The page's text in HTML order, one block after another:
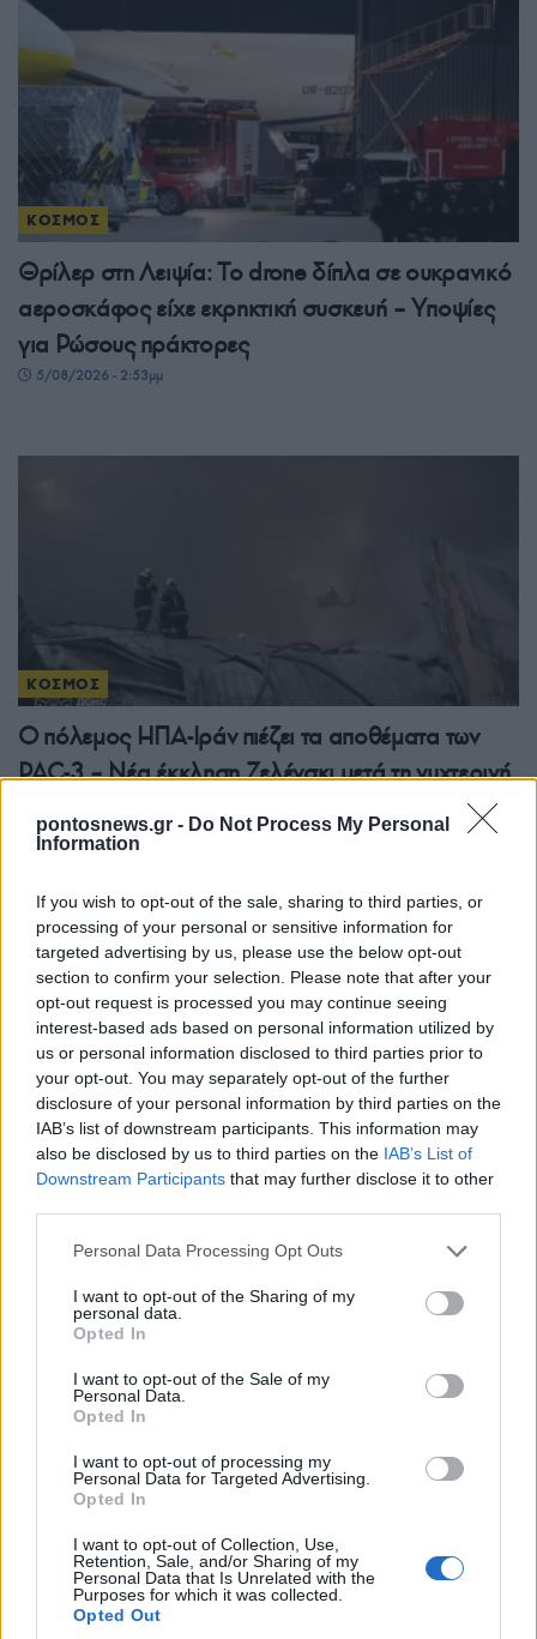
pontosnews.gr - Do Not Process My Personal
Information
If you wish to opt-out of the sale, sharing to third parties, or
processing of your personal or sensitive information for
targeted advertising by us, please use the below opt-out
section to confirm your selection. Please note that after your
opt-out request is processed you may continue seeing
interest-based ads based on personal information utilized by
us or personal information disclosed to third parties prior to
your opt-out. You may separately opt-out of the further
disclosure of your personal information by third parties on the
IAB’s list of downstream participants. This information may
also be disclosed by us to third parties on the IAB’s List of
Downstream Participants that may further disclose it to other
Please note that this website/app uses one or more Google
not limited to your visit or usage behaviour. You may click to
grant or deny consent to Google and its third-party tags to
use your data for below specified purposes in below Google
consent section.
Personal Data Processing Opt Outs
I want to opt-out of the Sharing of my
personal data.
Opted In
I want to opt-out of the Sale of my
Personal Data.
Opted In
I want to opt-out of processing my
Personal Data for Targeted Advertising.
Opted In
I want to opt-out of Collection, Use,
Retention, Sale, and/or Sharing of my
Personal Data that Is Unrelated with the
Purposes for which it was collected.
Opted Out
ΚΟΣΜΟΣ
Θρίλερ στη Λειψία: Το drone δίπλα σε ουκρανικό
αεροσκάφος είχε εκρηκτική συσκευή – Υποψίες
για Ρώσους πράκτορες
5/08/2026 - 2:53μμ
ΚΟΣΜΟΣ
Ο πόλεμος ΗΠΑ-Ιράν πιέζει τα αποθέματα των
PAC-3 – Νέα έκκληση Ζελένσκι μετά τη νυχτερινή
επίθεση με 17 νεκρούς
5/08/2026 - 12:55μμ
ΚΟΣΜΟΣ
ουκρανικό αεροσκάφος – Έκτακτη προσγείωση
5/08/2026 - 12:31μμ
ΚΟΣΜΟΣ